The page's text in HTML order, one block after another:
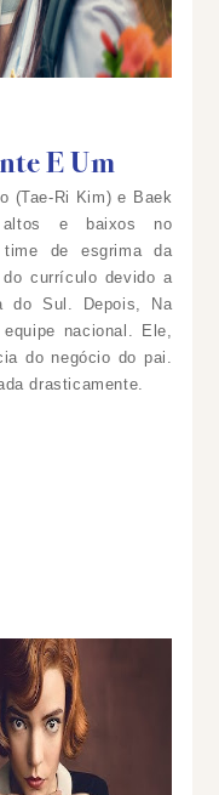
E Um
(Tae-Ri Kim) e Baek
altos e baixos no
time de esgrima da
currículo devido a
do Sul. Depois, Na
nacional. Ele,
do negócio do pai.
drasticamente.